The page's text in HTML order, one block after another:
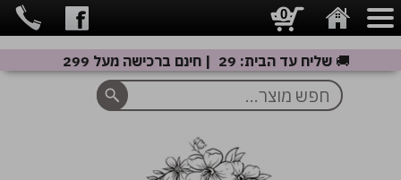
🚚שליח עד הבית: 29 ₪ | חינם ברכישה מעל 299 ₪
0